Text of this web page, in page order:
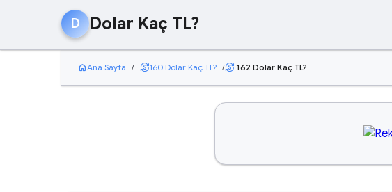
D Dolar Kaç TL?
homeAna Sayfa / currency_exchange160 Dolar Kaç TL? /currency_exchange 162 Dolar Kaç TL?